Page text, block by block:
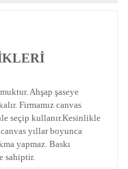
Ahşap şaseye
Firmamız canvas
seçip kullanır.Kesinlikle
yıllar boyunca
yapmaz. Baskı
sahiptir.